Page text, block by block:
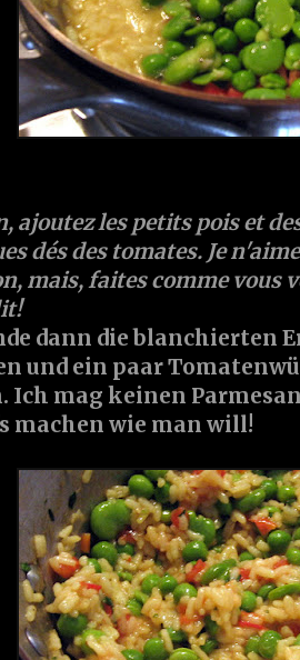
ajoutez les petits pois et
dés des tomates. Je
mais, faites comme vous
dann die blanchierten
und ein paar
Ich mag keinen
machen wie man will!